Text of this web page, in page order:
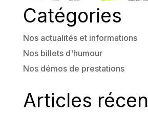
Catégories
Nos actualités et informations
Nos billets d'humour
Nos démos de prestations
Articles